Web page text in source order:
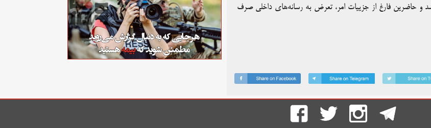
و حاضرین فارغ از جزییات امر، تعرض به رسانه‌های داخلی صرف